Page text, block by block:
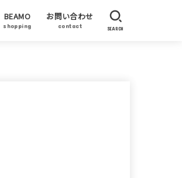
BEAMO
shopping
お問い合わせ
contact SEARCH